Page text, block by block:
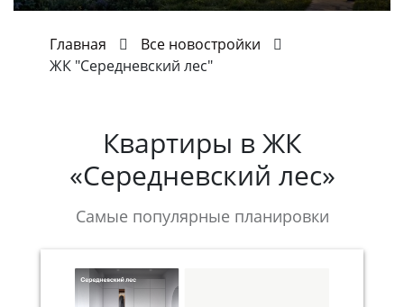
Главная
Все новостройки
ЖК "Середневский лес"
Квартиры в ЖК
«Середневский лес»
Самые популярные планировки